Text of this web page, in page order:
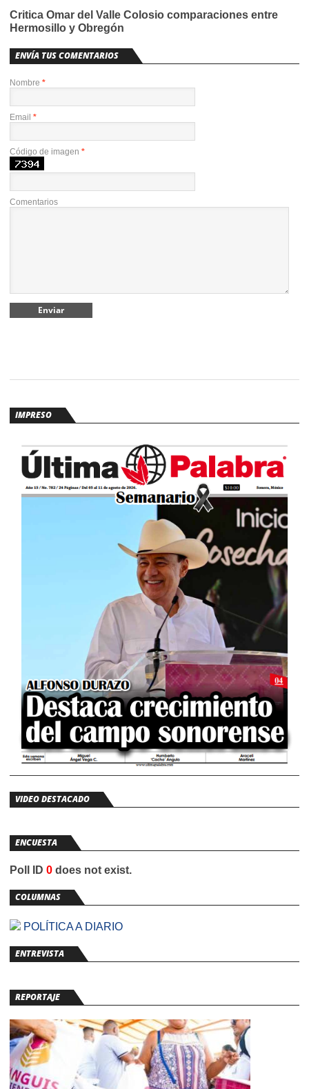
Critica Omar del Valle Colosio comparaciones entre
Hermosillo y Obregón
ENVÍA TUS COMENTARIOS
Nombre *
Email *
Código de imagen *
Comentarios
IMPRESO
VIDEO DESTACADO
ENCUESTA
Poll ID 0 does not exist.
COLUMNAS
POLÍTICA A DIARIO
ENTREVISTA
REPORTAJE